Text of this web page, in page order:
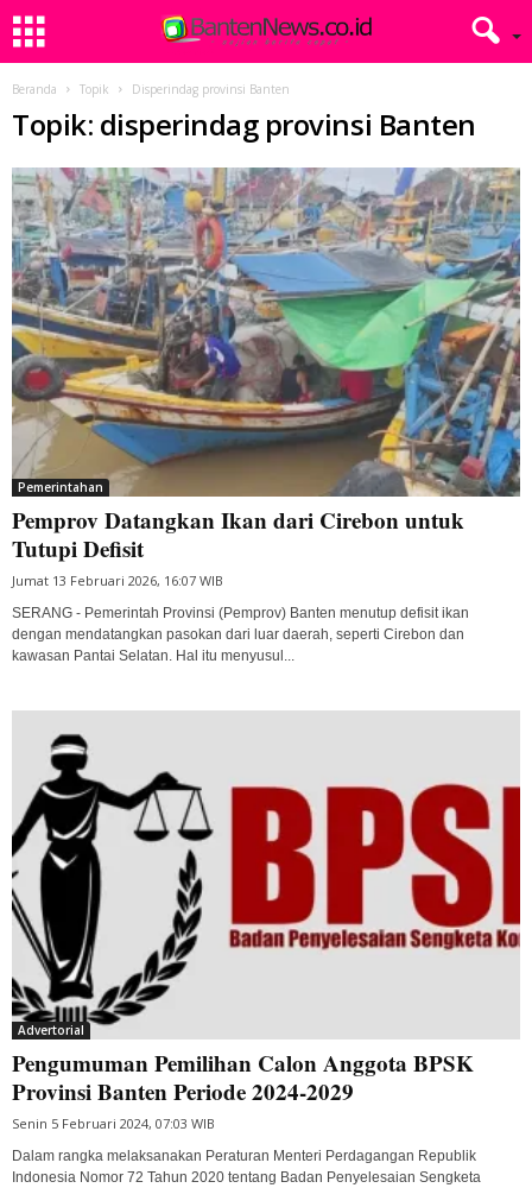
Beranda Topik Disperindag provinsi Banten
Topik: disperindag provinsi Banten
Pemerintahan
Pemprov Datangkan Ikan dari Cirebon untuk
Tutupi Defisit
Jumat 13 Februari 2026, 16:07 WIB
SERANG - Pemerintah Provinsi (Pemprov) Banten menutup defisit ikan
dengan mendatangkan pasokan dari luar daerah, seperti Cirebon dan
kawasan Pantai Selatan. Hal itu menyusul...
Advertorial
Pengumuman Pemilihan Calon Anggota BPSK
Provinsi Banten Periode 2024-2029
Senin 5 Februari 2024, 07:03 WIB
Dalam rangka melaksanakan Peraturan Menteri Perdagangan Republik
Indonesia Nomor 72 Tahun 2020 tentang Badan Penyelesaian Sengketa